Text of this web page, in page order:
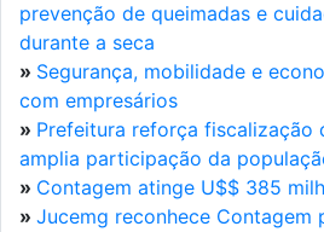
prevenção de queimadas e
durante a seca
» Segurança, mobilidade e
com empresários
» Prefeitura reforça fiscalização
amplia participação da
» Contagem atinge U$$ 385
» Jucemg reconhece Contagem